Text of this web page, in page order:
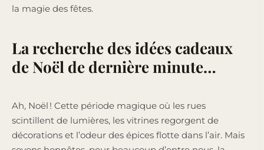
la magie des fêtes.
La recherche des idées cadeaux
de Noël de dernière minute…
Ah, Noël ! Cette période magique où les rues
scintillent de lumières, les vitrines regorgent de
décorations et l’odeur des épices flotte dans l’air. Mais